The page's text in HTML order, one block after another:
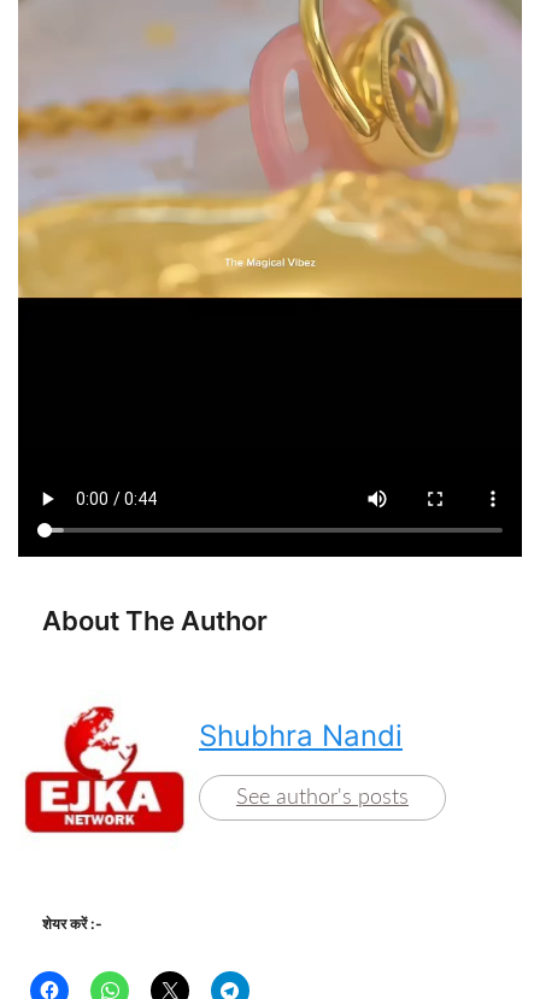
About The Author
Shubhra Nandi
See author's posts
शेयर करें :-